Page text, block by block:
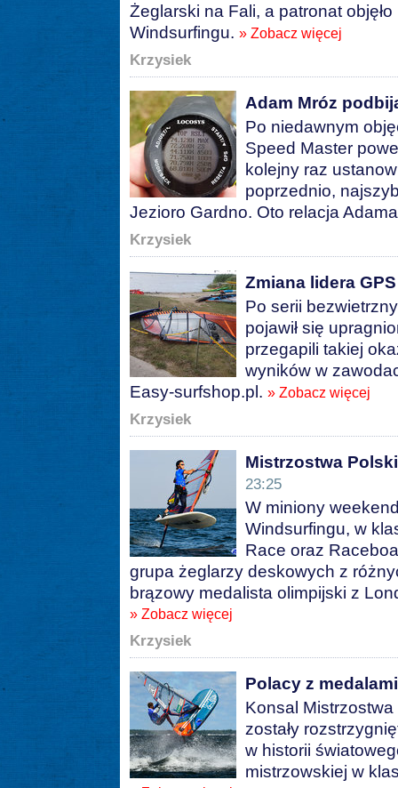
Żeglarski na Fali, a patronat
Windsurfingu. » Zobacz więcej
Krzysiek
Adam Mróz
Po niedawnym
Speed Master
kolejny raz
poprzednio,
Jezioro Gardno. Oto relacja
Krzysiek
Zmiana lidera
Po serii
pojawił się
przegapili takiej
wyników w
Easy-surfshop.pl. » Zobacz więcej
Krzysiek
Mistrzostwa
23:25
W miniony
Windsurfingu, w
Race oraz
grupa żeglarzy deskowych z
brązowy medalista olimpijski z
» Zobacz więcej
Krzysiek
Polacy z
Konsal
zostały
w historii
mistrzowskiej w